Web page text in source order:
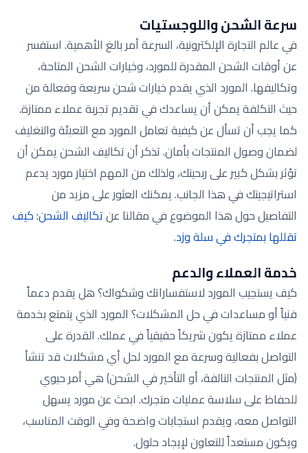
سرعة الشحن واللوجستيات
في عالم التجارة الإلكترونية، السرعة أمر بالغ الأهمية. استفسر
عن أوقات الشحن المقدرة للمورد، وخيارات الشحن المتاحة،
وتكاليفها. المورد الذي يقدم خيارات شحن سريعة وفعالة من
حيث التكلفة يمكن أن يساعدك في تقديم تجربة عملاء ممتازة.
كما يجب أن تسأل عن كيفية تعامل المورد مع التعبئة والتغليف
لضمان وصول المنتجات بأمان. تذكر أن تكاليف الشحن يمكن أن
تؤثر بشكل كبير على ربحيتك، ولذلك من المهم اختيار مورد يدعم
استراتيجيتك في هذا الجانب. يمكنك العثور على مزيد من
التفاصيل حول هذا الموضوع في مقالنا عنتكاليف الشحن: كيف
تقللها بمتجرك في سلة وزد.
خدمة العملاء والدعم
كيف يستجيب المورد لاستفساراتك وشكواك؟ هل يقدم دعماً
فنياً أو مساعدات في حل المشكلات؟ المورد الذي يتمتع بخدمة
عملاء ممتازة يكون شريكاً حقيقياً في عملك. القدرة على
التواصل بفعالية وسرعة مع المورد لحل أي مشكلات قد تنشأ
(مثل المنتجات التالفة، أو التأخير في الشحن) هي أمر حيوي
للحفاظ على سلاسة عمليات متجرك. ابحث عن مورد يسهل
التواصل معه، ويقدم استجابات واضحة وفي الوقت المناسب،
ويكون مستعداً للتعاون لإيجاد حلول.